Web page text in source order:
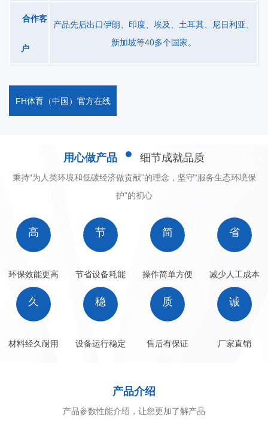
-0.3%；系统稳定可靠，有故障时相关设备会自动按要求停止，同时
料电机功率kw设备外形尺寸 LxWxH(mm)QK-
JY220001.1*20.372600x1000x2000QK-
JY330001.5*20.373000x1200x2000
合作客
户
产品先后出口伊朗、印度、埃及、土耳其、尼日利亚、
新加坡等40多个国家。
FH体育（中国）官方在线
用心做产品 细节成就品质
秉持“为人类环境和低碳经济做贡献”的理念，坚守“服务生态环境保
护”的初心
高
环保效能更高
节
节省设备耗能
简
操作简单方便
省
减少人工成本
久
材料经久耐用
稳
设备运行稳定
质
售后有保证
诚
厂家直销
产品介绍
产品参数性能介绍，让您更加了解产品